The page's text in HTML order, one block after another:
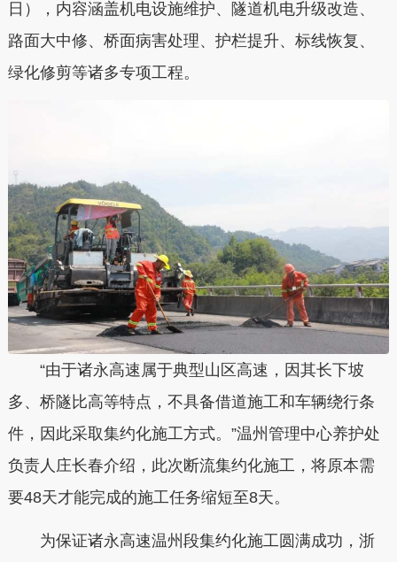
日），内容涵盖机电设施维护、隧道机电升级改造、
路面大中修、桥面病害处理、护栏提升、标线恢复、
绿化修剪等诸多专项工程。
“由于诸永高速属于典型山区高速，因其长下坡
多、桥隧比高等特点，不具备借道施工和车辆绕行条
件，因此采取集约化施工方式。”温州管理中心养护处
负责人庄长春介绍，此次断流集约化施工，将原本需
要48天才能完成的施工任务缩短至8天。
为保证诸永高速温州段集约化施工圆满成功，浙